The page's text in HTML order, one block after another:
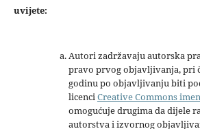
uvijete:
Autori zadržavaju autorska
pravo prvog objavljivanja, pri
godinu po objavljivanju biti
licenciCreative Commons
omogućuje drugima da dijele
autorstva i izvornog